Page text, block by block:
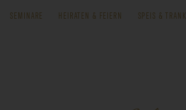
SEMINARE HEIRATEN & FEIERN SPEIS & TRANK